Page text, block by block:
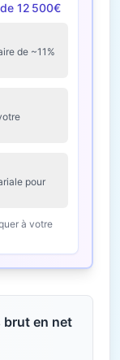
12 500€
de ~11%
pour
à votre
brut en net